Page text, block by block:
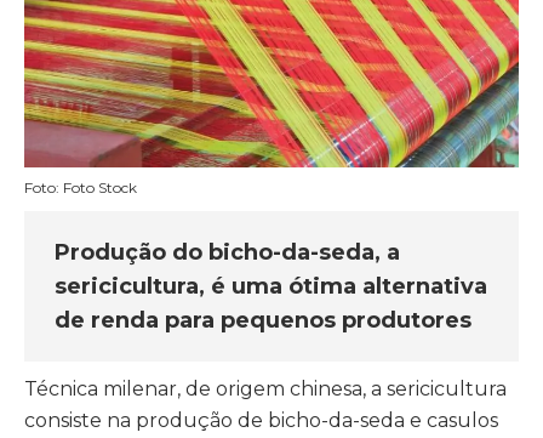
Foto: Foto Stock
Produção do bicho-da-seda, a
sericicultura, é uma ótima alternativa
de renda para pequenos produtores
Técnica milenar, de origem chinesa, a sericicultura
consiste na produção de bicho-da-seda e casulos